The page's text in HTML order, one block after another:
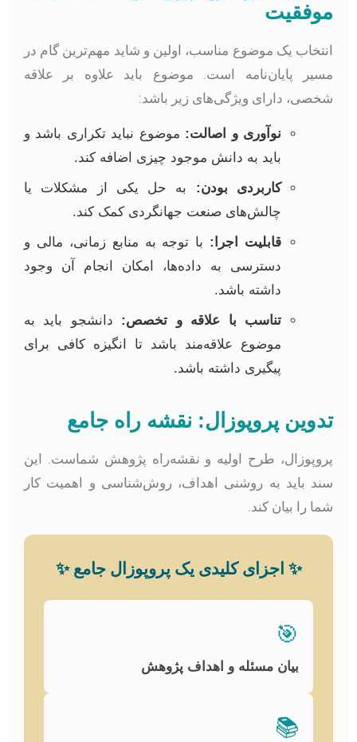
موفقیت
انتخاب یک موضوع مناسب، اولین و شاید مهم‌ترین گام در
مسیر پایان‌نامه است. موضوع باید علاوه بر علاقه
شخصی، دارای ویژگی‌های زیر باشد:
نوآوری و اصالت:موضوع نباید تکراری باشد و
باید به دانش موجود چیزی اضافه کند.
کاربردی بودن:به حل یکی از مشکلات یا
چالش‌های صنعت جهانگردی کمک کند.
قابلیت اجرا: با توجه به منابع زمانی، مالی و
دسترسی به داده‌ها، امکان انجام آن وجود
داشته باشد.
تناسب با علاقه و تخصص:دانشجو باید به
موضوع علاقه‌مند باشد تا انگیزه کافی برای
پیگیری داشته باشد.
تدوین پروپوزال: نقشه راه جامع
پروپوزال، طرح اولیه و نقشه‌راه پژوهش شماست. این
سند باید به روشنی اهداف، روش‌شناسی و اهمیت کار
شما را بیان کند.
اجزای کلیدی یک پروپوزال جامع✨
بیان مسئله و اهداف پژوهش